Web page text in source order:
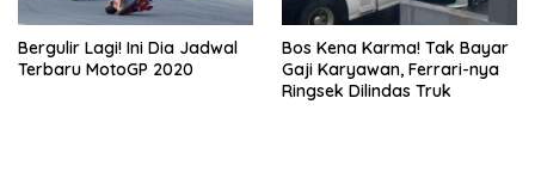
Bergulir Lagi! Ini Dia Jadwal
Terbaru MotoGP 2020
Bos Kena Karma! Tak Bayar
Gaji Karyawan, Ferrari-nya
Ringsek Dilindas Truk